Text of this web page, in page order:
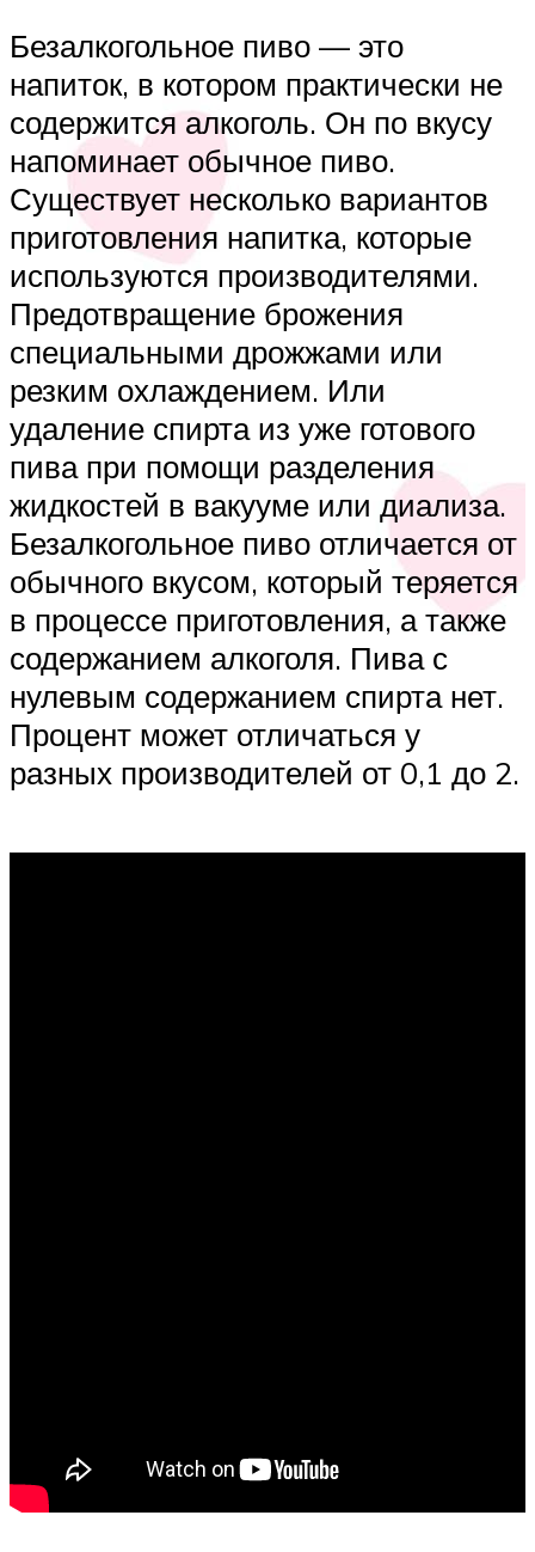
Безалкогольное пиво — это
напиток, в котором практически не
содержится алкоголь. Он по вкусу
напоминает обычное пиво.
Существует несколько вариантов
приготовления напитка, которые
используются производителями.
Предотвращение брожения
специальными дрожжами или
резким охлаждением. Или
удаление спирта из уже готового
пива при помощи разделения
жидкостей в вакууме или диализа.
Безалкогольное пиво отличается от
обычного вкусом, который теряется
в процессе приготовления, а также
содержанием алкоголя. Пива с
нулевым содержанием спирта нет.
Процент может отличаться у
разных производителей от 0,1 до 2.